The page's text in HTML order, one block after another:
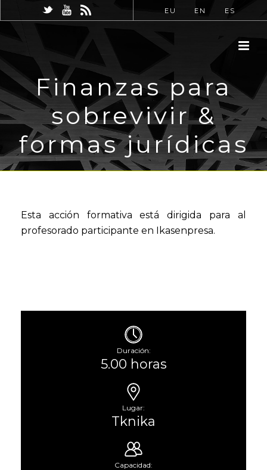
EU EN ES
Finanzas para
sobrevivir &
formas jurídicas
Esta acción formativa está dirigida para al
profesorado participante en Ikasenpresa.
Duración:
5.00 horas
Lugar:
Tknika
Capacidad: